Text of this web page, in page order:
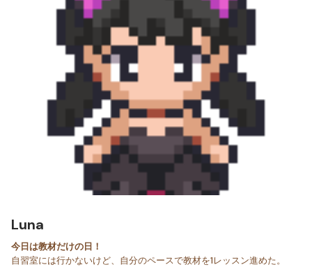
Luna
今日は教材だけの日！
自習室には行かないけど、自分のペースで教材を1レッスン進めた。